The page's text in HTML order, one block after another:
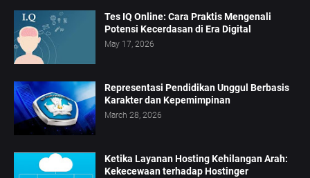
Tes IQ Online: Cara Praktis Mengenali
Potensi Kecerdasan di Era Digital
May 17, 2026
Representasi Pendidikan Unggul Berbasis
Karakter dan Kepemimpinan
March 28, 2026
Ketika Layanan Hosting Kehilangan Arah:
Kekecewaan terhadap Hostinger